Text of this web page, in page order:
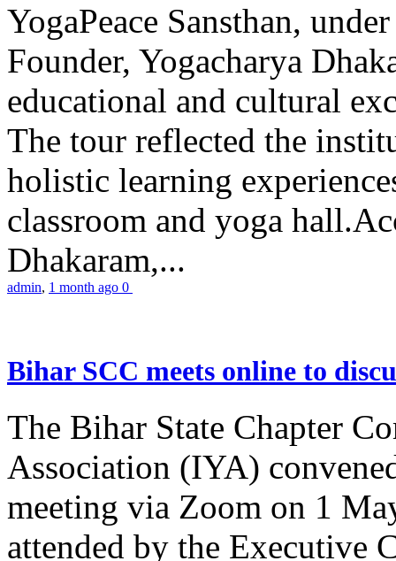
YogaPeace Sansthan,
Founder, Yogacharya
educational and cultural
The tour reflected the
holistic learning
classroom and yoga
Dhakaram,...
admin, 1 month ago 0
Bihar SCC meets online to
The Bihar State Chapter
Association (IYA)
meeting via Zoom on 1
attended by the Executive